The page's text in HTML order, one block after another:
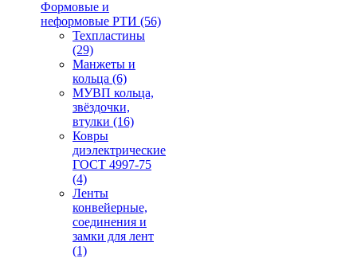
Формовые и
неформовые РТИ (56)
Техпластины
(29)
Манжеты и
кольца (6)
МУВП кольца,
звёздочки,
втулки (16)
Ковры
диэлектрические
ГОСТ 4997-75
(4)
Ленты
конвейерные,
соединения и
замки для лент
(1)